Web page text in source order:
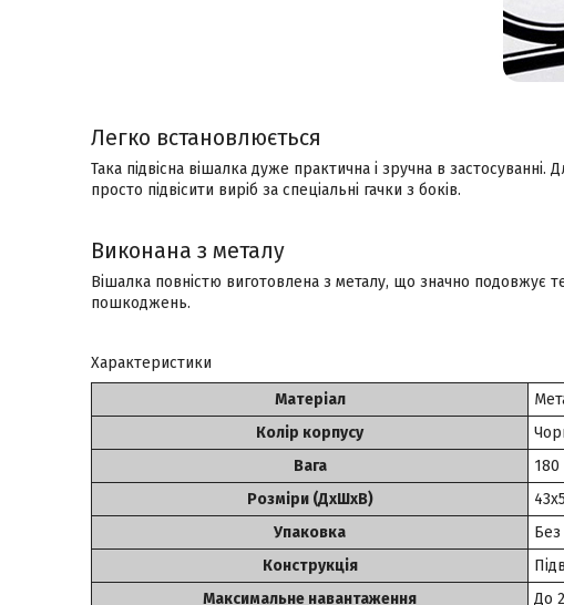
Легко встановлюється
Така підвісна вішалка дуже практична і зручна в застосуванні.
просто підвісити виріб за спеціальні гачки з боків.
Виконана з металу
Вішалка повністю виготовлена з металу, що значно подовжує
пошкоджень.
Характеристики
Матеріал
Колір корпусу
Вага
180
Розміри (ДхШхВ)
Упаковка
Без
Конструкція
Максимальне навантаження
До